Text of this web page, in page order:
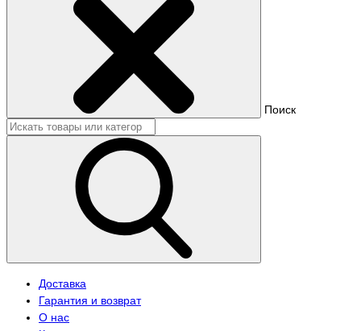
Поиск
Доставка
Гарантия и возврат
О нас